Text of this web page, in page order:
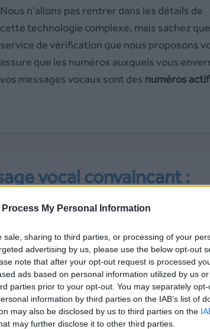
Process My Personal Information
sale, sharing to third parties, or processing of your
advertising by us, please use the below opt-out
note that after your opt-out request is processed
ads based on personal information utilized by us
parties prior to your opt-out. You may separately
information by third parties on the IAB’s list of
may also be disclosed by us to third parties on the
may further disclose it to other third parties.
Nous n’allons pas rentrer dans les détails de
cette technologie complexe, mais sachez
service de vérification que nous proposons
assure que les numéros auxquels vous
vos messages vocaux sont des numéros
vocal convaincant :
communication souvent sous-estimé,
incroyablement puissant. Qu’il s’agisse
campagne marketing, d’un rappel de
vous ou d’un suivi client,
un message vocal bien conçu permet de